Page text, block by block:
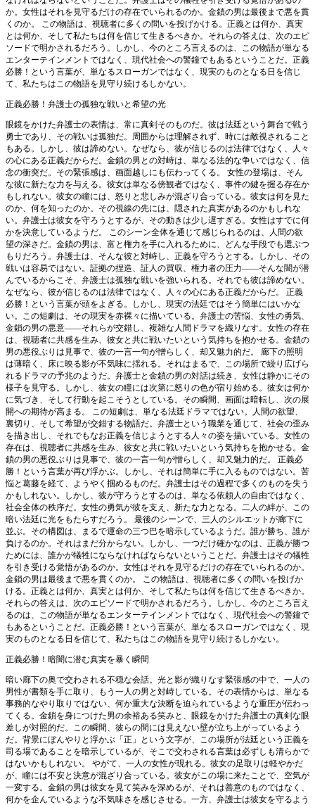
か。女性はそれを見守るだけの存在でいられるのか。金鎖の男は最後まで悪を貫
くのか。 この物語は、視聴者に多くの問いを投げかける。正義とは何か、真実
とは何か、そして私たちは何を信じて生きるべきか。それらの答えは、次のエピ
ソードで明かされるだろう。しかし、今のところ言えるのは、この物語が単なる
エンターテインメントではなく、現代社会への警鐘でもあるということだ。正義
必勝！という言葉が、単なるスローガンではなく、現実のものとなる日を信じ
て、私たちはこの物語を見守り続けるしかない。
正義必勝！弁護士の孤独な戦いと希望の光
眼鏡をかけた弁護士の表情は、常に真剣そのものだ。彼は法廷という舞台で戦う
勇士であり、その戦いは孤独だ。周囲からは理解されず、時には敵視されること
もある。しかし、彼は諦めない。なぜなら、彼が信じるのは法律ではなく、人々
の心にある正義だからだ。金鎖の男との対峙は、単なる法的な争いではなく、信
念の衝突だ。その緊張感は、画面越しにも伝わってくる。 女性の登場は、そん
な彼に新たな力を与える。彼女は単なる傍観者ではなく、事件の鍵を握る存在か
もしれない。彼女の瞳には、怒りと悲しみが混ざり合っている。彼女は何を見た
のか、何を知ったのか。その視線の先には、隠された真実があるのかもしれな
い。弁護士は彼女を守ろうとするが、その動きは少し遅すぎる。女性はすでに何
かを決意しているようだ。 このシーン全体を通じて感じられるのは、人間の欲
望の深さだ。金鎖の男は、富と権力を手に入れるために、どんな手段でも選ぶつ
もりだろう。弁護士は、そんな彼と対峙し、正義を守ろうとする。しかし、その
戦いは容易ではない。証拠の捏造、証人の買収、権力者の圧力――そんな闇が潜
んでいるからこそ、弁護士は孤独な戦いを強いられる。それでも彼は諦めない。
なぜなら、彼が信じるのは法律ではなく、人々の心にある正義だからだ。 正義
必勝！という言葉が頭をよぎる。しかし、現実の法廷ではそう簡単にはいかな
い。この短劇は、その現実を赤裸々に描いている。弁護士の苦悩、女性の勇気、
金鎖の男の悪意――それらが交錯し、複雑な人間ドラマを織りなす。女性の存在
は、視聴者に共感を生み、彼女と共に戦いたいという気持ちを抱かせる。金鎖の
男の悪役ぶりは見事で、彼の一言一句が憎らしく、却又魅力的だ。 廊下の照明
は薄暗く、床に映る影が不気味に揺れる。それはまるで、この場所で繰り広げら
れるドラマの予兆のようだ。弁護士と金鎖の男の対話は続き、女性は静かにその
様子を見守る。しかし、彼女の瞳には次第に怒りの色が宿り始める。彼女は何か
に気づき、そして行動を起こそうとしている。その瞬間、画面は暗転し、次の展
開への期待が高まる。 この短劇は、単なる法廷ドラマではない。人間の欲望、
裏切り、そして希望が交錯する物語だ。弁護士という職業を通じて、社会の歪み
を描き出し、それでもなお正義を信じようとする人々の姿を描いている。女性の
存在は、視聴者に共感を生み、彼女と共に戦いたいという気持ちを抱かせる。金
鎖の男の悪役ぶりは見事で、彼の一言一句が憎らしく、却又魅力的だ。 正義必
勝！という言葉が再び浮かぶ。しかし、それは簡単に手に入るものではない。苦
悩と葛藤を経て、ようやく掴めるものだ。弁護士はその過程で多くのものを失う
かもしれない。しかし、彼が守ろうとするのは、単なる依頼人の自由ではなく、
社会全体の秩序だ。女性の勇気が彼を支え、新たな力となる。二人の絆が、この
暗い法廷に光をもたらすだろう。 最後のシーンで、三人のシルエットが廊下に
並ぶ。その構図は、まるで運命の三つ巴を暗示しているようだ。誰が勝ち、誰が
負けるのか。それはまだ分からない。しかし、一つだけ確かなのは、正義が勝つ
ためには、誰かが犠牲にならなければならないということだ。弁護士はその犠牲
を引き受ける覚悟があるのか。女性はそれを見守るだけの存在でいられるのか。
金鎖の男は最後まで悪を貫くのか。 この物語は、視聴者に多くの問いを投げか
ける。正義とは何か、真実とは何か、そして私たちは何を信じて生きるべきか。
それらの答えは、次のエピソードで明かされるだろう。しかし、今のところ言え
るのは、この物語が単なるエンターテインメントではなく、現代社会への警鐘で
もあるということだ。正義必勝！という言葉が、単なるスローガンではなく、現
実のものとなる日を信じて、私たちはこの物語を見守り続けるしかない。
正義必勝！暗闇に潜む真実を暴く瞬間
暗い廊下の奥で交わされる不穏な会話。光と影が織りなす緊張感の中で、一人の
男性が書類を手に取り、もう一人の男と対峙している。その表情からは、単なる
事務的なやり取りではない、何か重大な決断を迫られているような重圧が伝わっ
てくる。金鎖を身につけた男の余裕ある笑みと、眼鏡をかけた弁護士の真剣な眼
差しが対照的だ。この瞬間、彼らの間には見えない壁が立ち上がっているよう
だ。背景にぼんやりと浮かぶ「正」という文字が、この場所が法廷という正義を
司る場であることを暗示しているが、そこで交わされる言葉は必ずしも清らかで
はないかもしれない。 やがて、一人の女性が現れる。彼女の足取りは軽やかだ
が、瞳には不安と決意が混ざり合っている。彼女がこの場に来たことで、空気が
一変する。金鎖の男は彼女を見て笑みを深めるが、それは善意のものではなく、
何かを企んでいるような不気味さを感じさせる。一方、弁護士は彼女を守るよう